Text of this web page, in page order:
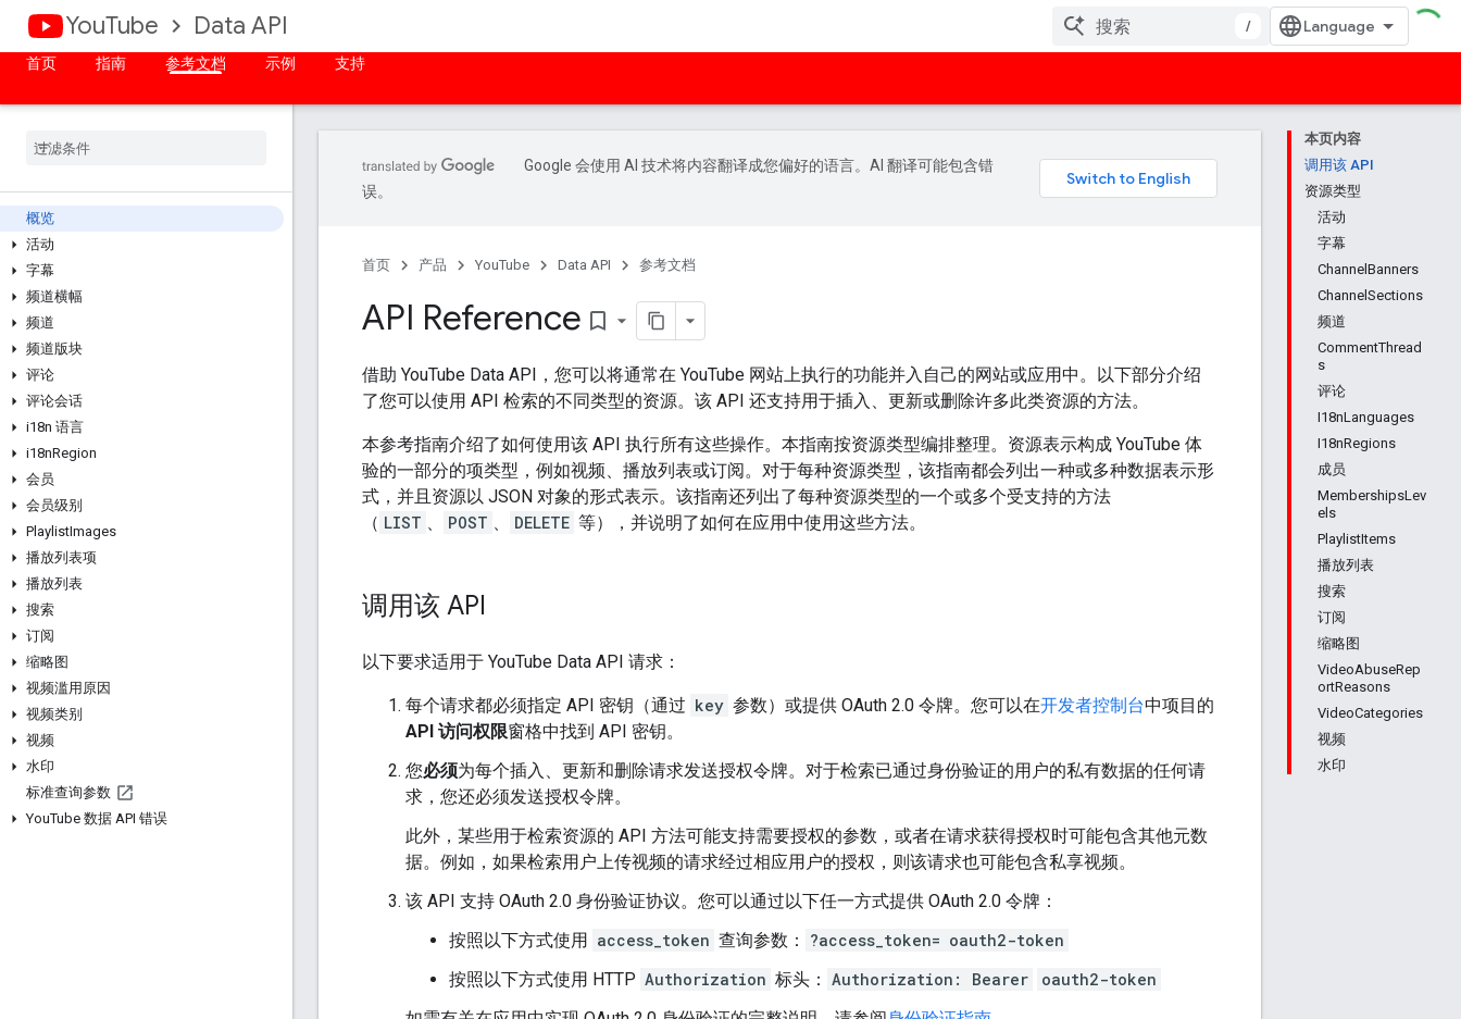
YouTube Data API
/
首页
指南 参考文档 示例 支持
概览
活动
字幕
频道横幅
频道
频道版块
评论
评论会话
i18n 语言
i18nRegion
会员
会员级别
PlaylistImages
播放列表项
播放列表
搜索
订阅
缩略图
视频滥用原因
视频类别
视频
水印
标准查询参数
YouTube 数据 API 错误
本页内容
调用该 API
资源类型
活动
字幕
ChannelBanners
ChannelSections
频道
CommentThread
s
评论
I18nLanguages
I18nRegions
成员
MembershipsLev
els
PlaylistItems
播放列表
搜索
订阅
缩略图
VideoAbuseRep
ortReasons
VideoCategories
视频
水印
Google 会使用 AI 技术将内容翻译成您偏好的语言。AI 翻译可能包含错
误。
首页 产品 YouTube Data API 参考文档
API Reference bookmark_border
借助 YouTube Data API，您可以将通常在 YouTube 网站上执行的功能并入自己的网站或应用中。以下部分介绍
了您可以使用 API 检索的不同类型的资源。该 API 还支持用于插入、更新或删除许多此类资源的方法。
本参考指南介绍了如何使用该 API 执行所有这些操作。本指南按资源类型编排整理。资源表示构成 YouTube 体
验的一部分的项类型，例如视频、播放列表或订阅。对于每种资源类型，该指南都会列出一种或多种数据表示形
式，并且资源以 JSON 对象的形式表示。该指南还列出了每种资源类型的一个或多个受支持的方法
（ LIST 、 POST 、 DELETE 等），并说明了如何在应用中使用这些方法。
调用该 API
以下要求适用于 YouTube Data API 请求：
每个请求都必须指定 API 密钥（通过 key 参数）或提供 OAuth 2.0 令牌。您可以在开发者控制台中项目的
API 访问权限窗格中找到 API 密钥。
您必须为每个插入、更新和删除请求发送授权令牌。对于检索已通过身份验证的用户的私有数据的任何请
求，您还必须发送授权令牌。
此外，某些用于检索资源的 API 方法可能支持需要授权的参数，或者在请求获得授权时可能包含其他元数
据。例如，如果检索用户上传视频的请求经过相应用户的授权，则该请求也可能包含私享视频。
该 API 支持 OAuth 2.0 身份验证协议。您可以通过以下任一方式提供 OAuth 2.0 令牌：
按照以下方式使用 access_token 查询参数： ?access_token= oauth2-token
按照以下方式使用 HTTP Authorization 标头： Authorization: Bearer
oauth2-token